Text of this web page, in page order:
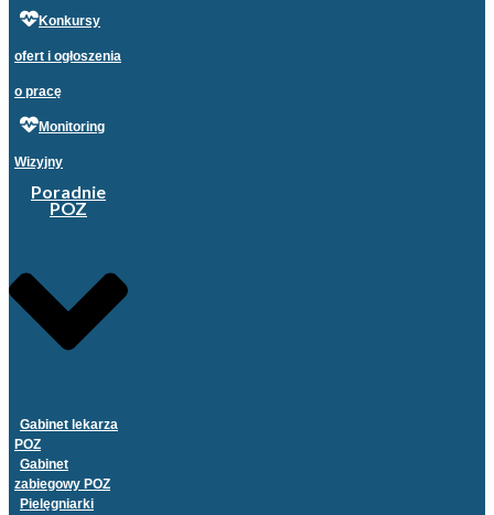
Konkursy
ofert i ogłoszenia
o pracę
Monitoring
Wizyjny
Poradnie
POZ
Gabinet lekarza
POZ
Gabinet
zabiegowy POZ
Pielęgniarki